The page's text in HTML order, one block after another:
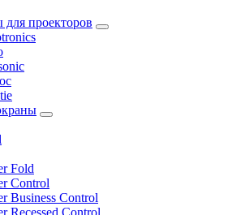
проекторов
Fold
Control
Business Control